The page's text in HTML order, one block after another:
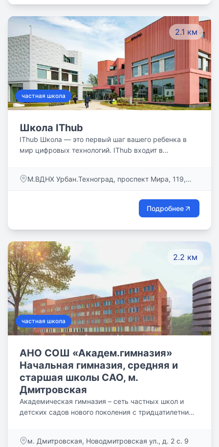
2.1 км
частная школа
Школа IThub
IThub Школа — это первый шаг вашего ребенка в
мир цифровых технологий. IThub входит в
профориентацию в диджитал-сфере с 1 по 9 класс.
человек позволяют реализовать индивидуальный
развивают цифровые навыки, начиная с семи лет. А
к 9 классу уже закладывают основы своей будущей
карьеры в креативных и ИТ-индустриях, участвуя в
мероприятиях колледжа IThub.
М.ВДНХ Урбан.Техноград, проспект Мира, 119,
Подробнее
2.2 км
частная школа
АНО СОШ «Академ.гимназия»
Начальная гимназия, средняя и
старшая школы САО, м.
Дмитровская
Академическая гимназия – сеть частных школ и
детских садов нового поколения с тридцатилетним
непрерывного образования, когда в программы,
м. Дмитровская, Новодмитровская ул., д. 2 с. 9